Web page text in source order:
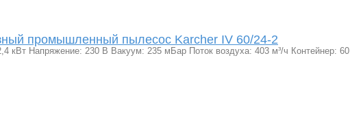
промышленный пылесос Karcher IV 60/24-2
кВт Напряжение: 230 В Вакуум: 235 мБар Поток воздуха: 403 м³/ч Контейнер: 60